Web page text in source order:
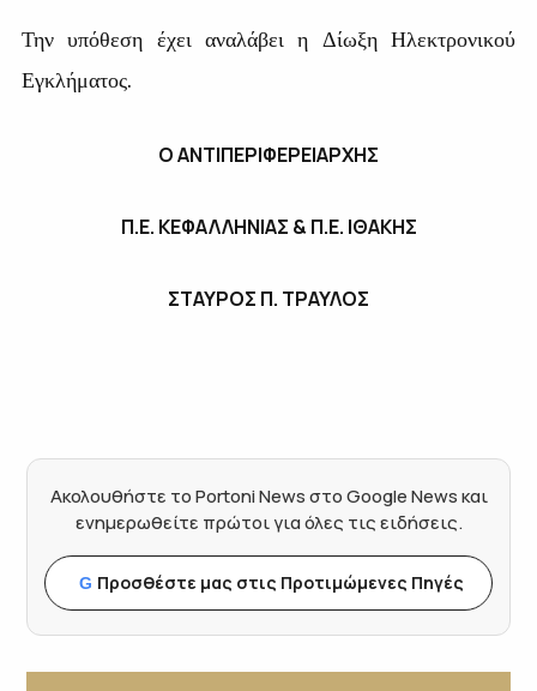
Την υπόθεση έχει αναλάβει η Δίωξη Ηλεκτρονικού
Εγκλήματος.
Ο ΑΝΤΙΠΕΡΙΦΕΡΕΙΑΡΧΗΣ
Π.Ε. ΚΕΦΑΛΛΗΝΙΑΣ & Π.Ε. ΙΘΑΚΗΣ
ΣΤΑΥΡΟΣ Π. ΤΡΑΥΛΟΣ
Ακολουθήστε το Portoni News στο Google News και
ενημερωθείτε πρώτοι για όλες τις ειδήσεις.
G Προσθέστε μας στις Προτιμώμενες Πηγές